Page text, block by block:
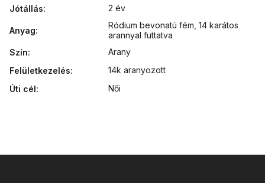
Jótállás: 2 év
Anyag:
Ródium bevonatú fém 14 karátos
arannyal futtatva
Szín:
Arany
Felületkezelés:
14k aranyozott
Úti cél: Női